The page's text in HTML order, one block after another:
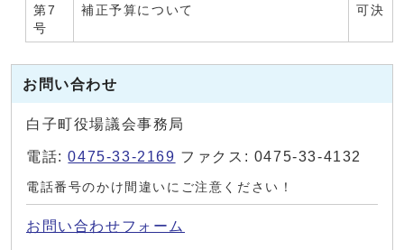
第7
号
補正予算について
可決
お問い合わせ
白子町役場議会事務局
電話:0475-33-2169 ファクス: 0475-33-4132
電話番号のかけ間違いにご注意ください！
お問い合わせフォーム